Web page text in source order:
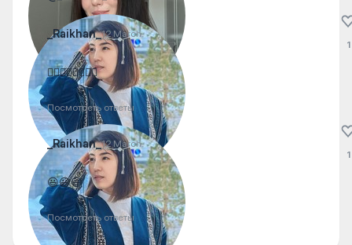
_Raikhan_12 March
👍🏻👍🏻👍🏻👍🏻
Посмотреть ответы
1
_Raikhan_12 March
😃😃😃
Посмотреть ответы
1